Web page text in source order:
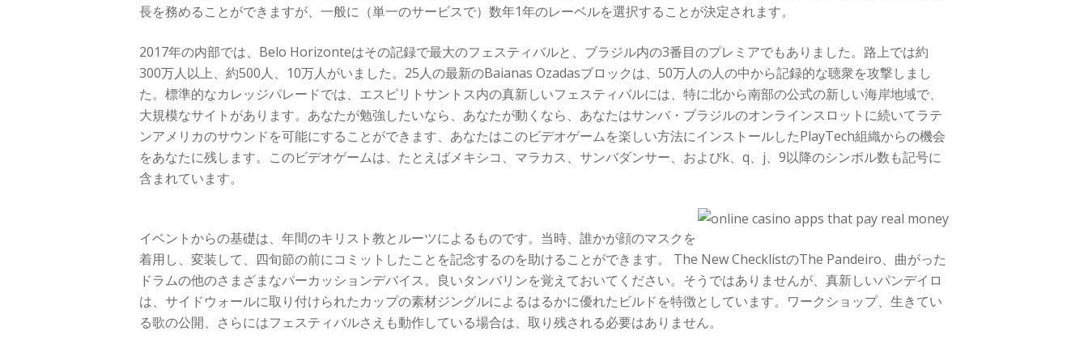
長を務めることができますが、一般に（単一のサービスで）数年1年のレーベルを選択することが決定されます。
2017年の内部では、Belo Horizo​​nteはその記録で最大のフェスティバルと、ブラジル内の3番目のプレミアでもありました。路上では約
300万人以上、約500人、10万人がいました。25人の最新のBaianas Ozadasブロックは、50万人の人の中から記録的な聴衆を攻撃しまし
た。標準的なカレッジパレードでは、エスピリトサントス内の真新しいフェスティバルには、特に北から南部の公式の新しい海岸地域で、
大規模なサイトがあります。あなたが勉強したいなら、あなたが動くなら、あなたはサンバ・ブラジルのオンラインスロットに続いてラテ
ンアメリカのサウンドを可能にすることができます、あなたはこのビデオゲームを楽しい方法にインストールしたPlayTech組織からの機会
をあなたに残します。このビデオゲームは、たとえばメキシコ、マラカス、サンバダンサー、およびk、q、j、9以降のシンボル数も記号に
含まれています。
イベントからの基礎は、年間のキリスト教とルーツによるものです。当時、誰かが顔のマスクを
着用し、変装して、四旬節の前にコミットしたことを記念するのを助けることができます。 The New ChecklistのThe Pandeiro、曲がった
ドラムの他のさまざまなパーカッションデバイス。良いタンバリンを覚えておいてください。そうではありませんが、真新しいパンデイロ
は、サイドウォールに取り付けられたカップの素材ジングルによるはるかに優れたビルドを特徴としています。ワークショップ、生きてい
る歌の公開、さらにはフェスティバルさえも動作している場合は、取り残される必要はありません。